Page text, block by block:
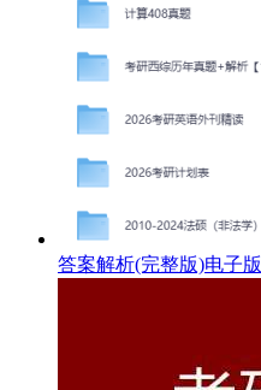
答案解析(完整版)电子版